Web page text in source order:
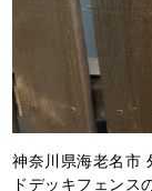
神奈川県海老名市
ドデッキフェンス